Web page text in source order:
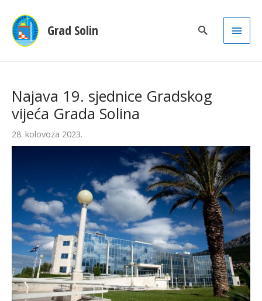
Grad Solin
Main
Najava 19. sjednice Gradskog
vijeća Grada Solina
28. kolovoza 2023.